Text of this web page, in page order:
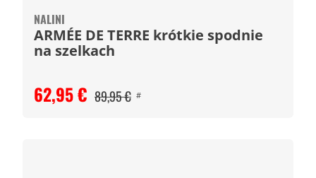
NALINI
ARMÉE DE TERRE krótkie spodnie
na szelkach
62,95 € 89,95 € #